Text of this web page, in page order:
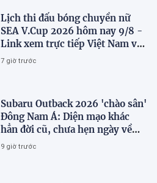
Lịch thi đấu bóng chuyền nữ
SEA V.Cup 2026 hôm nay 9/8 -
Link xem trực tiếp Việt Nam vs
Thái Lan
7 giờ trước
Subaru Outback 2026 'chào sân'
Đông Nam Á: Diện mạo khác
hẳn đời cũ, chưa hẹn ngày về
Việt Nam
9 giờ trước